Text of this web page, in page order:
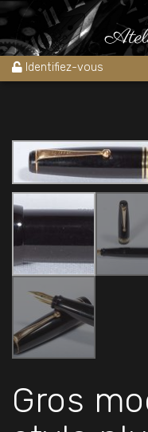
Identifiez-vous
Accueil » Boutique Stylos
« alimentation piston
Gros